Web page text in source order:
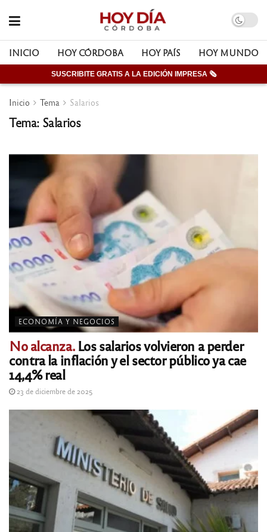
INICIO HOY CÓRDOBA HOY PAÍS HOY MUNDO
SUSCRIBITE GRATIS A LA EDICIÓN IMPRESA 🗞
Inicio Tema Salarios
Tema: Salarios
ECONOMÍA Y NEGOCIOS
No alcanza.Los salarios volvieron a perder
contra la inflación y el sector público ya cae
14,4% real
23 de diciembre de 2025